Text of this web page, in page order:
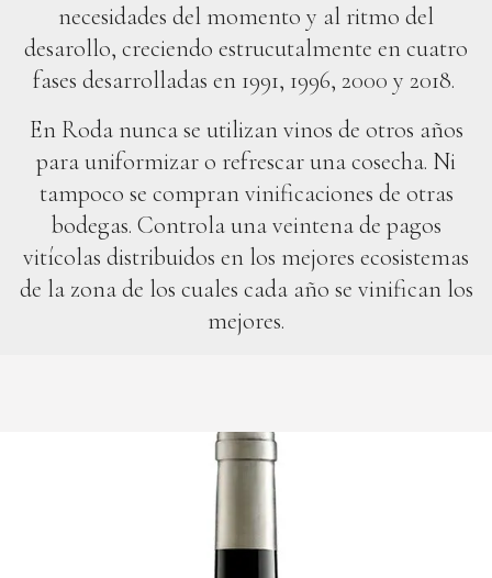
necesidades del momento y al ritmo del
desarollo, creciendo estrucutalmente en cuatro
fases desarrolladas en 1991, 1996, 2000 y 2018.
En Roda nunca se utilizan vinos de otros años
para uniformizar o refrescar una cosecha. Ni
tampoco se compran vinificaciones de otras
bodegas. Controla una veintena de pagos
vitícolas distribuidos en los mejores ecosistemas
de la zona de los cuales cada año se vinifican los
mejores.